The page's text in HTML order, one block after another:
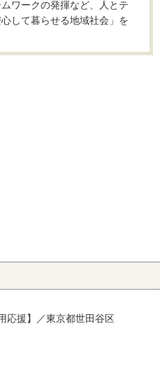
ワークの発揮など、人とテ
して暮らせる地域社会」を
応援】／東京都世田谷区